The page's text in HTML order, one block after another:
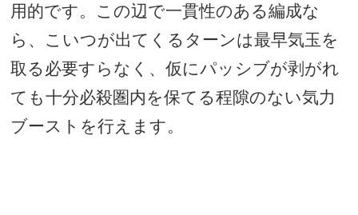
用的です。この辺で一貫性のある編成な
ら、こいつが出てくるターンは最早気玉を
取る必要すらなく、仮にパッシブが剥がれ
ても十分必殺圏内を保てる程隙のない気力
ブーストを行えます。